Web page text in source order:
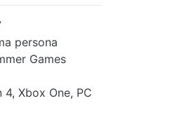
persona
Games
4, Xbox One, PC